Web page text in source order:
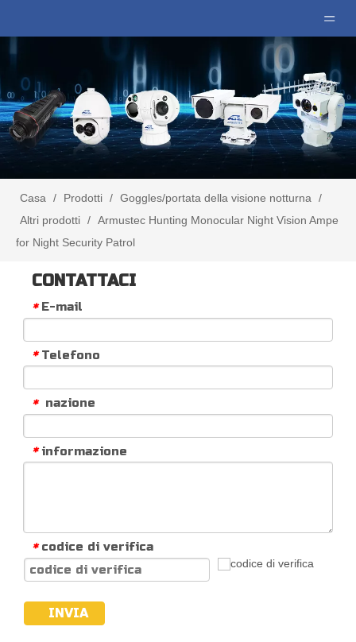
Casa / Prodotti / Goggles/portata della visione notturna
/
Altri prodotti / Armustec Hunting Monocular Night Vision Ampe
for Night Security Patrol
CONTATTACI
* E-mail
* Telefono
* nazione
* informazione
* codice di verifica
INVIA